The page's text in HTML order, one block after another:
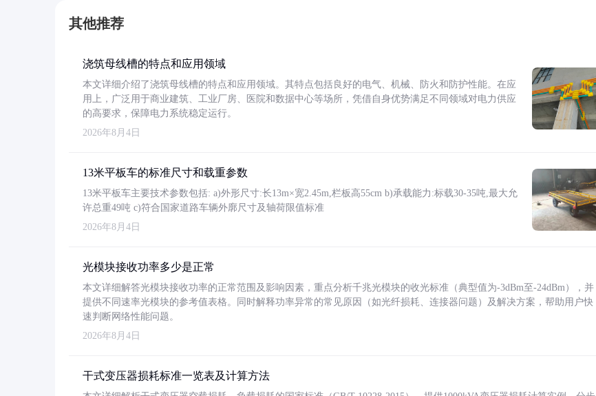
其他推荐
浇筑母线槽的特点和应用领域
本文详细介绍了浇筑母线槽的特点和应用领域。其特点包括良好的电气、机械、防火和防护性能。在应
用上，广泛用于商业建筑、工业厂房、医院和数据中心等场所，凭借自身优势满足不同领域对电力供应
的高要求，保障电力系统稳定运行。
2026年8月4日
13米平板车的标准尺寸和载重参数
13米平板车主要技术参数包括: a)外形尺寸:长13m×宽2.45m,栏板高55cm b)承载能力:标载30-35吨,最大允
许总重49吨 c)符合国家道路车辆外廓尺寸及轴荷限值标准
2026年8月4日
光模块接收功率多少是正常
本文详细解答光模块接收功率的正常范围及影响因素，重点分析千兆光模块的收光标准（典型值为-3dBm至-24dBm），并
提供不同速率光模块的参考值表格。同时解释功率异常的常见原因（如光纤损耗、连接器问题）及解决方案，帮助用户快
速判断网络性能问题。
2026年8月4日
干式变压器损耗标准一览表及计算方法